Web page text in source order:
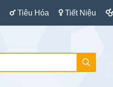
Tiêu Hóa Tiết Niệu